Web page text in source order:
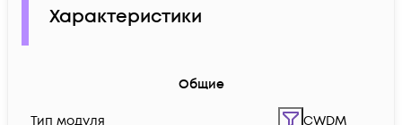
Характеристики
Общие
Тип модуля CWDM